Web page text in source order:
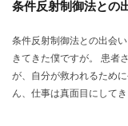
条件反射制御法との
条件反射制御法との出会
きてきた僕ですが。 患者
が、自分が救われるため
ん、仕事は真面目にして